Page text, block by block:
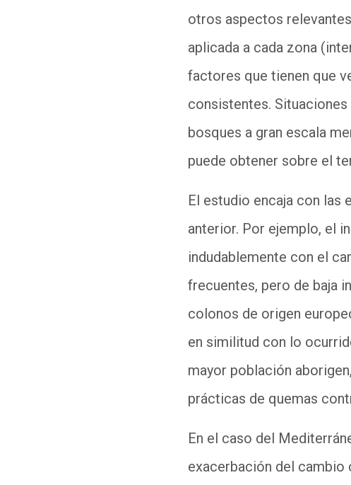
otros aspectos
aplicada a cada zona
factores que tienen que
consistentes.
bosques a gran escala
puede obtener sobre el
El estudio encaja con las
anterior. Por ejemplo, el
indudablemente con el
frecuentes, pero de baja
colonos de origen
en similitud con lo
mayor población
prácticas de quemas
En el caso del
exacerbación del cambio